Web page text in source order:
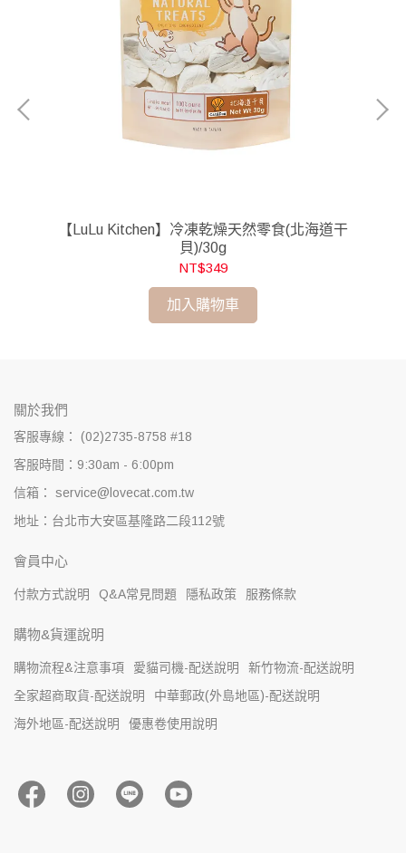
【LuLu Kitchen】冷凍乾燥天然零食(北海道干
貝)/30g
NT$349
加入購物車
關於我們
客服專線： (02)2735-8758 #18
客服時間：9:30am - 6:00pm
信箱： service@lovecat.com.tw
地址：台北市大安區基隆路二段112號
會員中心
付款方式說明 Q&A常見問題 隱私政策 服務條款
購物&貨運說明
購物流程&注意事項 愛貓司機-配送說明
新竹物流-配送說明
全家超商取貨-配送說明
中華郵政(外島地區)-配送說明
海外地區-配送說明
優惠卷使用說明